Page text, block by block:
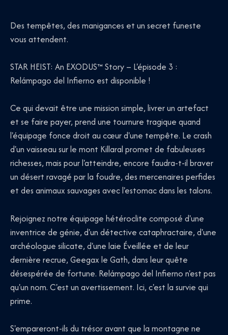
Des tempêtes, des manigances et un secret funeste
vous attendent.
STAR HEIST: An EXODUS™ Story – L'épisode 3 :
Relámpago del Infierno est disponible !
Ce qui devait être une mission simple, livrer un artefact
et se faire payer, prend une tournure tragique quand
l'équipage fonce droit au cœur d'une tempête. Le crash
d'un vaisseau sur le mont Killaral promet de fabuleuses
richesses, mais pour l'atteindre, encore faudra-t-il braver
un désert ravagé par la foudre, des mercenaires perfides
et des animaux sauvages avec l'estomac dans les talons.
Rejoignez notre équipage hétéroclite composé d'une
inventrice de génie, d'un détective cataphractaire, d'une
archéologue silicate, d'une laie Éveillée et de leur
dernière recrue, Geegax le Gath, dans leur quête
désespérée de fortune. Relámpago del Infierno n'est pas
qu'un nom. C'est un avertissement. Ici, c'est la survie qui
prime.
S'empareront-ils du trésor avant que la montagne ne